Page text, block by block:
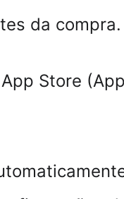
da compra.
Store